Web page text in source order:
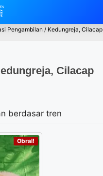
Pengambilan / Kedungreja, Cilacap
Cilacap
Obral!